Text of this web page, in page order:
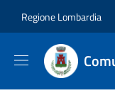
Regione Lombardia